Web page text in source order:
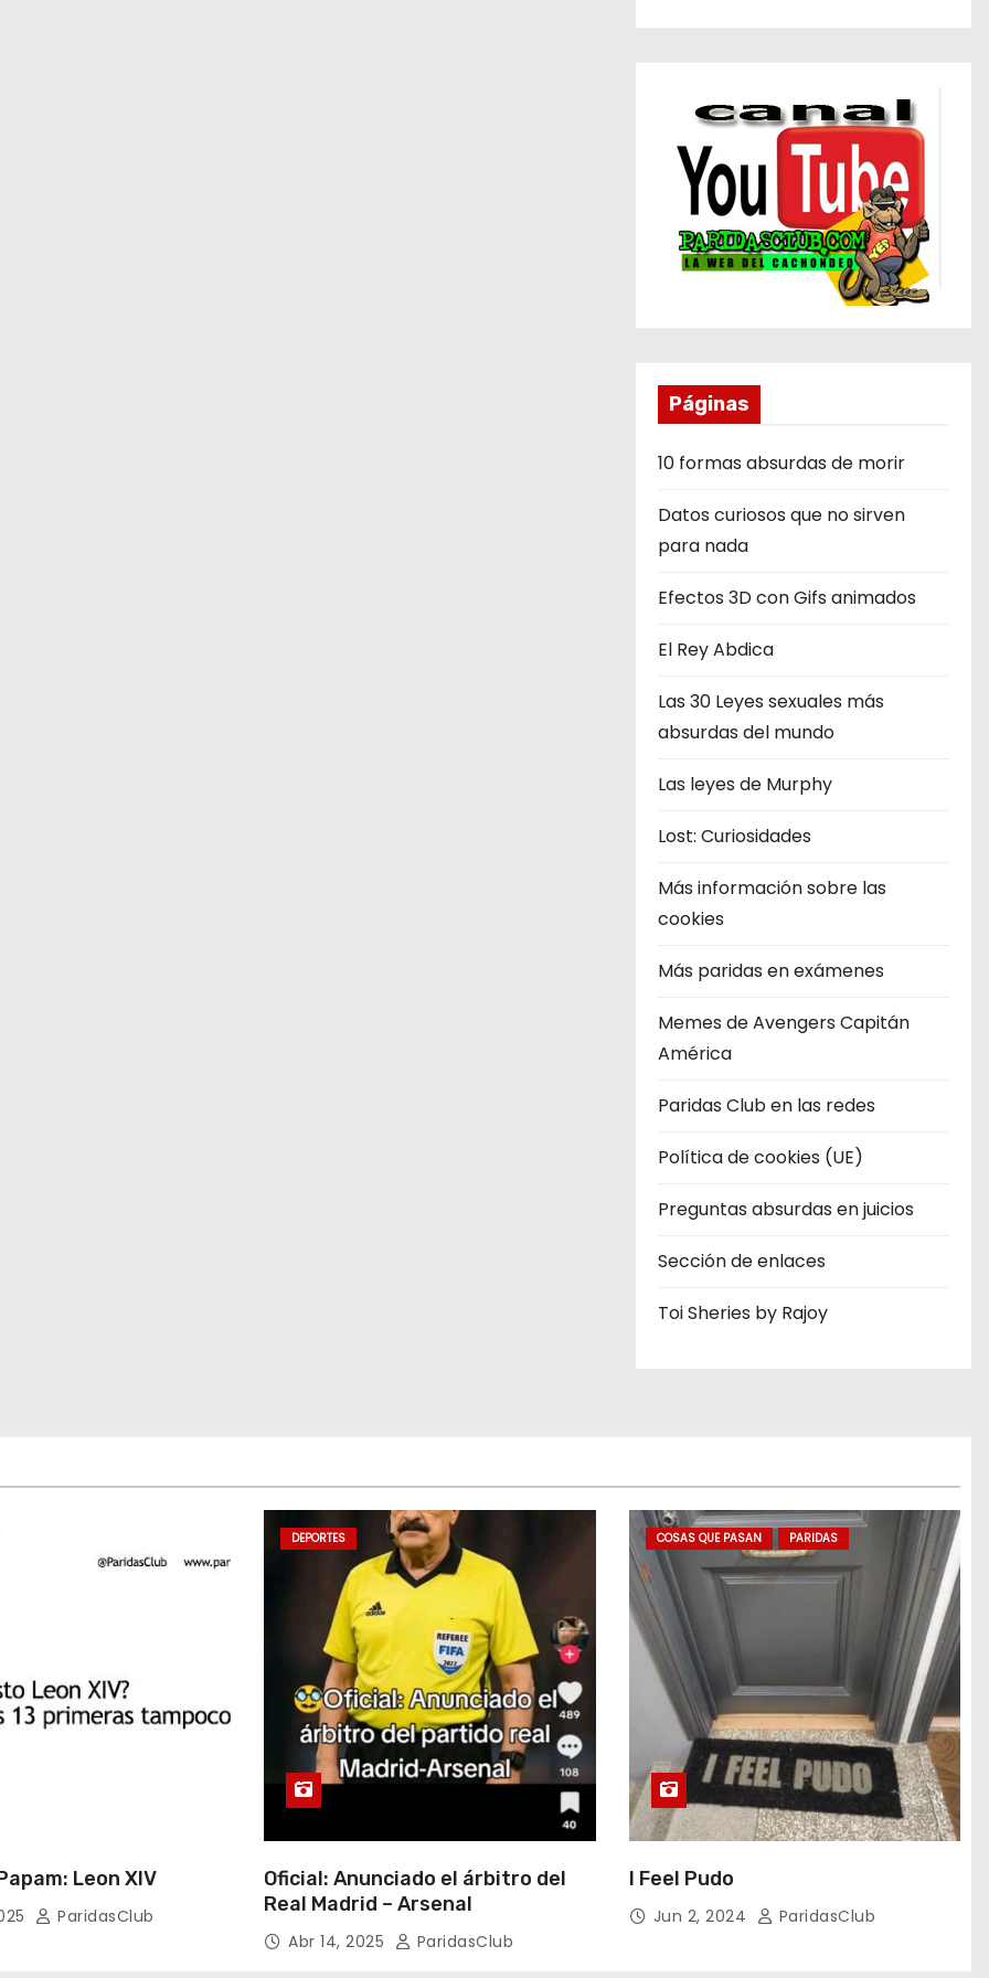
Páginas
10 formas absurdas de morir
Datos curiosos que no sirven
para nada
Efectos 3D con Gifs animados
El Rey Abdica
Las 30 Leyes sexuales más
absurdas del mundo
Las leyes de Murphy
Lost: Curiosidades
Más información sobre las
cookies
Más paridas en exámenes
Memes de Avengers Capitán
América
Paridas Club en las redes
Política de cookies (UE)
Preguntas absurdas en juicios
Sección de enlaces
Toi Sheries by Rajoy
Leon XIV
ParidasClub
DEPORTES
Oficial: Anunciado el árbitro del
Real Madrid – Arsenal
Abr 14, 2025 ParidasClub
COSAS QUE PASAN PARIDAS
I Feel Pudo
Jun 2, 2024 ParidasClub